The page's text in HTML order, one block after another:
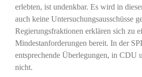
erlebten, ist undenkbar. Es wird in
auch keine Untersuchungsausschüsse
Regierungsfraktionen erklären sich zu
Mindestanforderungen bereit. In der
entsprechende Überlegungen, in CDU
nicht.